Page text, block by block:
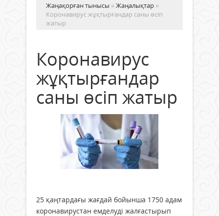
Жаңақорған тынысы »Жаңалықтар »
Коронавирус жұқтырғандар саны өсіп
жатыр
Коронавирус
жұқтырғандар
саны өсіп жатыр
25 қаңтардағы жағдай бойынша 1750 адам
коронавирустан емделуді жалғастырып